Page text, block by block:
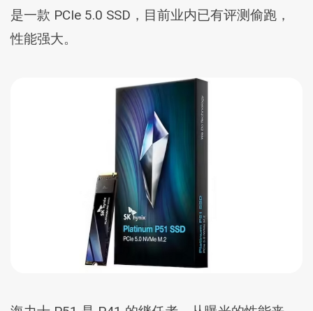
是一款 PCIe 5.0 SSD，目前业内已有评测偷跑，
性能强大。